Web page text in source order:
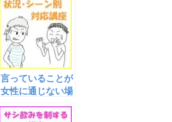
が開かれる──き
よぺー会話例シリ
ーズ【第８弾】
『夜のお友達化ま
でのアプローチ会
話例』ついに解禁
言っていることが
女性に通じない場
オススメ〜会話の